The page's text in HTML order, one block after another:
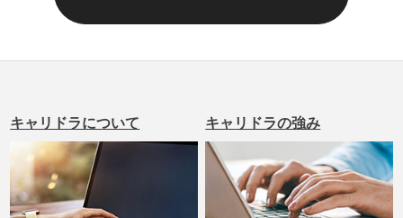
キャリドラについて キャリドラの強み